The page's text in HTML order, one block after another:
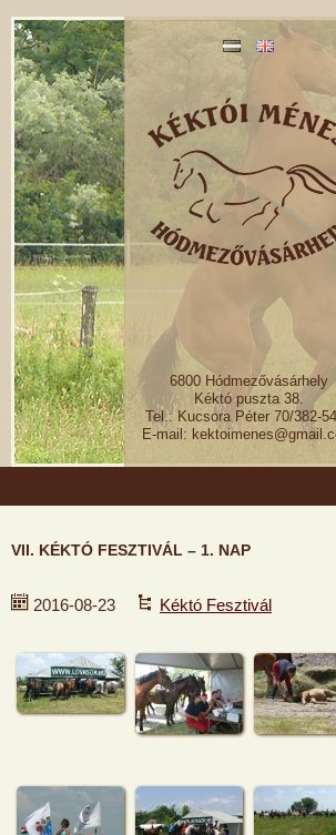
6800 Hódmezővásárhely
Kéktó puszta 38.
Tel.: Kucsora Péter 70/382-
E-mail:
VII. KÉKTÓ FESZTIVÁL – 1. NAP
2016-08-23 Kéktó Fesztivál